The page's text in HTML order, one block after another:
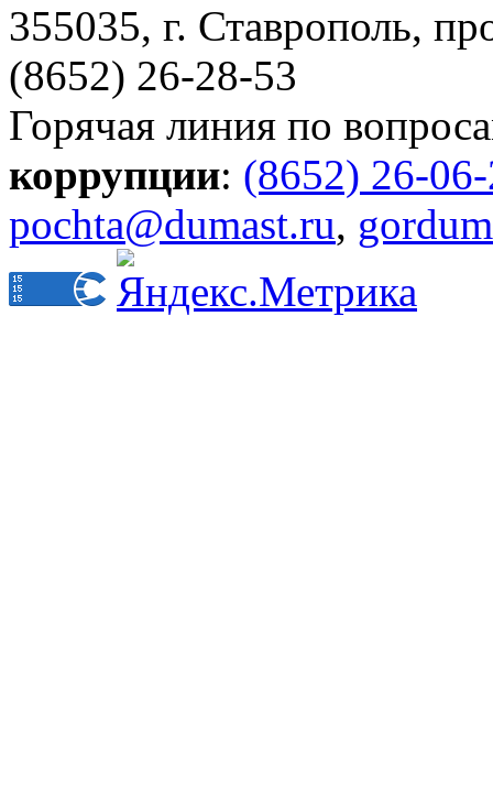
355035, г. Ставрополь,
(8652) 26-28-53
Горячая линия по
коррупции: (8652) 26-
pochta@dumast.ru,